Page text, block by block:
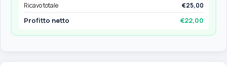
Ricavo totale
€25,00
Profitto netto €22,00